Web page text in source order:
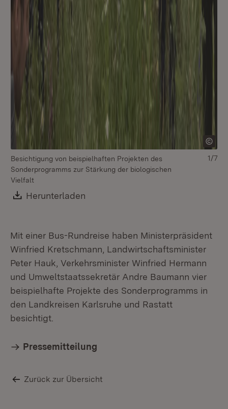
Besichtigung von beispielhaften Projekten des
Sonderprogramms zur Stärkung der biologischen
Vielfalt
Download:
Herunterladen
1/7
Mit einer Bus-Rundreise haben Ministerpräsident
Winfried Kretschmann, Landwirtschaftsminister
Peter Hauk, Verkehrsminister Winfried Hermann
und Umweltstaatssekretär Andre Baumann vier
beispielhafte Projekte des Sonderprogramms in
den Landkreisen Karlsruhe und Rastatt
besichtigt.
Pressemitteilung
Zurück zur Übersicht